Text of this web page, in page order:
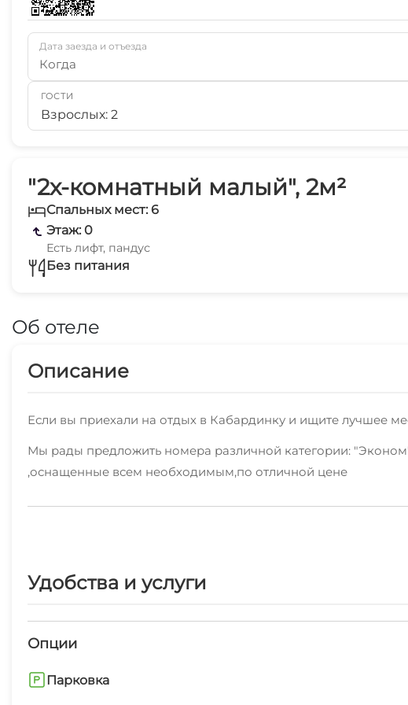
"2х-комнатный малый", 2м²
Спальных мест: 6
Этаж: 0
Есть лифт, пандус
Без питания
Об отеле
Описание
Если вы приехали на отдых в Кабардинку и ищите лучшее
Мы рады предложить номера различной категории:
,оснащенные всем необходимым,по отличной цене
В любом месте нашего объекта, вы сможете зайти в
Также мы предоставляем дополнительные услуги:
Пообедать вы можете не выходя за территорию - у нас
Наша цель - сделать ваш отдых в Кабардинке незабываемым!
Удобнее и быстрее всего арендовать номер по указанному
Удобства и услуги
Опции
Парковка
Дата заезда и отъезда
Когда
ГОСТИ
Взрослых: 2